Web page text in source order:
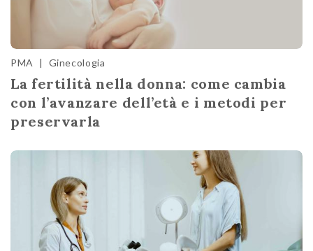
PMA | Ginecologia
La fertilità nella donna: come cambia
con l’avanzare dell’età e i metodi per
preservarla